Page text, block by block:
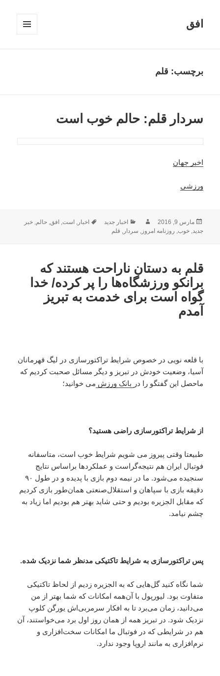
افق
برچسب: قلم
سردار قلم: حالم خوب است
اخبر جهان
ورزشی
ارسال
شده
مارس 9, 2016 نویسندهدسته‌ها
اخبار جدید برچسب‌ها
اخبار, است, افق,حالم,خبر
جدید,خوب, روزنامه امروز, سردار, قلم
قلم به دستان ناراحت هستند که
برانکو ورزشگاه‌ها را پر کرده/ خدا
گواه است برای خدمت به تبریز
آمدم
با قلعه نویی در خصوص شرایط تراکتورسازی در لیگ قهرمانان
آسیا، وضعیت خودش در تبریز و دیگر مسائل صحبت کردیم که
ماحصل این گفتگو را در بانک ورزش می خوانید؛
از شرایط تراکتورسازی راضی هستید؟
طبیعتا وقتی پیروز می شویم شرایط خوب است، متاسفانه
فوتبال ایران هم نتیجه‌گراست و عملکردها براساس نتایج
سنجیده می‌شود. ما در نیمه دوم بازی با پدیده و در طول ۹۰
دقیقه بازی با سپاهان و استقلال‌صنعتی همان‌طور بازی کردیم
که مقابل الجزیره بودیم و حتی شاید بهتر هم بودیم اما زیاد به
چشم نیامد.
پس تراکتورسازی به شرایط تاکتیکی مدنظر شما نزدیک شده.
شما نگاه کنید گل‌هایی که به الجزیره زدیم از لحاظ تاکتیکی
متفاوت بود. لیورپول با آن‌همه امکانات که شما بهتر از من
می‌دانید، زمان می‌برد تا به افکار سرمربی‌اش یورگن کلوپ
نزدیک شود. در تبریز همه از همان روز اول برد می‌خواستند، ‌آن
هم در شرایطی که در فوتبال ما امکانات سخت‌افزاری و
نرم‌افزاری به مانند اروپا وجود ندارد.